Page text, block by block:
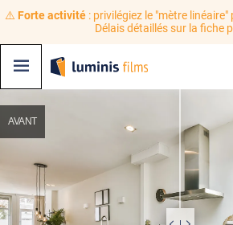
⚠️ Forte activité: privilégiez le "mètre
Délais détaillés sur la fiche
AVANT